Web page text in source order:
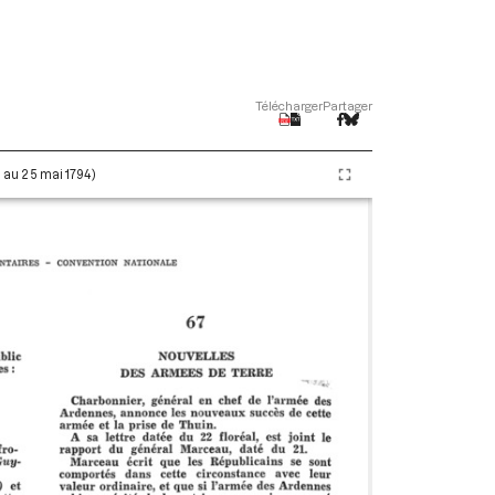
TéléchargerPartager
25 mai 1794)